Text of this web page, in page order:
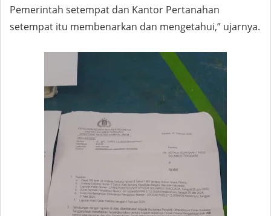
Pemerintah setempat dan Kantor Pertanahan
setempat itu membenarkan dan mengetahui,” ujarnya.